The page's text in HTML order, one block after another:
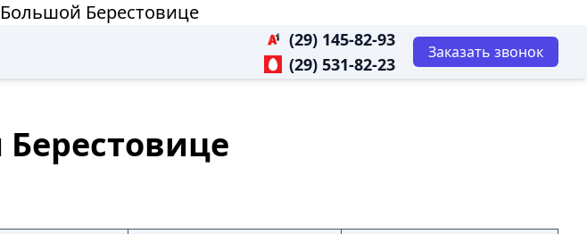
Большой Берестовице
(29) 145-82-93
(29) 531-82-23
Заказать звонок